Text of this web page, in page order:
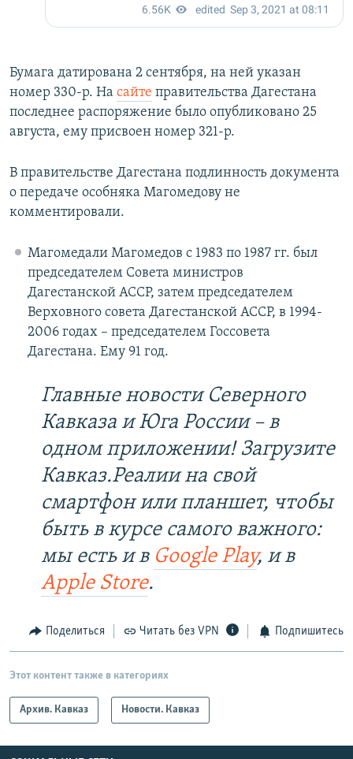
Бумага датирована 2 сентября, на ней указан
номер 330-р. На сайте правительства Дагестана
последнее распоряжение было опубликовано 25
августа, ему присвоен номер 321-р.
В правительстве Дагестана подлинность документа
о передаче особняка Магомедову не
комментировали.
Магомедали Магомедов с 1983 по 1987 гг. был
председателем Совета министров
Дагестанской АССР, затем председателем
Верховного совета Дагестанской АССР, в 1994-
2006 годах – председателем Госсовета
Дагестана. Ему 91 год.
Главные новости Северного
Кавказа и Юга России – в
одном приложении! Загрузите
Кавказ.Реалии на свой
смартфон или планшет, чтобы
быть в курсе самого важного:
мы есть и в Google Play, и в
Apple Store.
Поделиться Читать без VPN Подпишитесь
Этот контент также в категориях
Архив. Кавказ Новости. Кавказ